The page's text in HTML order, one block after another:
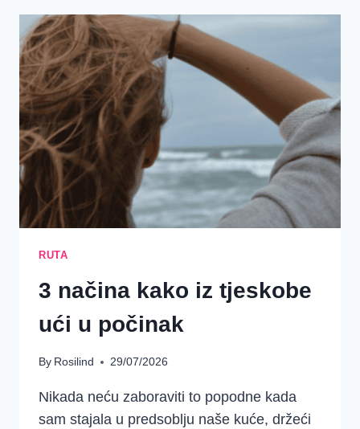
–
ČEKANJE
NA
GOSPODINA
RUTA
3 načina kako iz tjeskobe
ući u počinak
By Rosilind 29/07/2026
Nikada neću zaboraviti to popodne kada
sam stajala u predsoblju naše kuće, držeći